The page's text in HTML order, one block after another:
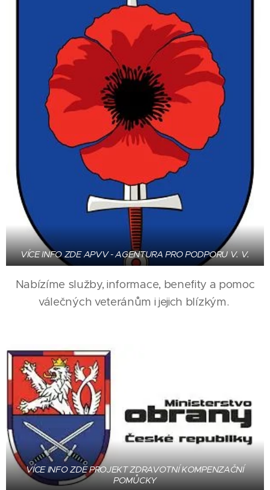
VÍCE INFO ZDE APVV - AGENTURA PRO PODPORU V. V.
Nabízíme služby, informace, benefity a pomoc
válečných veteránům i jejich blízkým.
VÍCE INFO ZDE PROJEKT ZDRAVOTNÍ KOMPENZAČNÍ
POMŮCKY